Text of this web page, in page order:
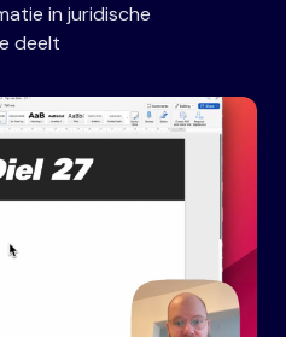
in juridische
deelt